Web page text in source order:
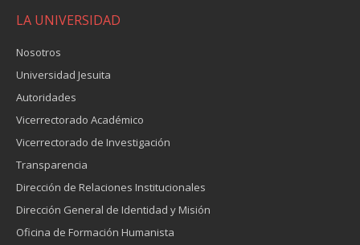
LA UNIVERSIDAD
Nosotros
Universidad Jesuita
Autoridades
Vicerrectorado Académico
Vicerrectorado de Investigación
Transparencia
Dirección de Relaciones Institucionales
Dirección General de Identidad y Misión
Oficina de Formación Humanista